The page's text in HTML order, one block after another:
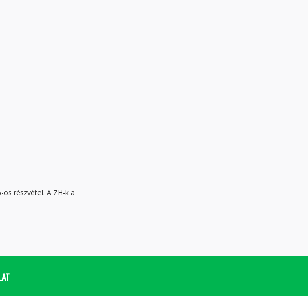
részvétel. A ZH-k a